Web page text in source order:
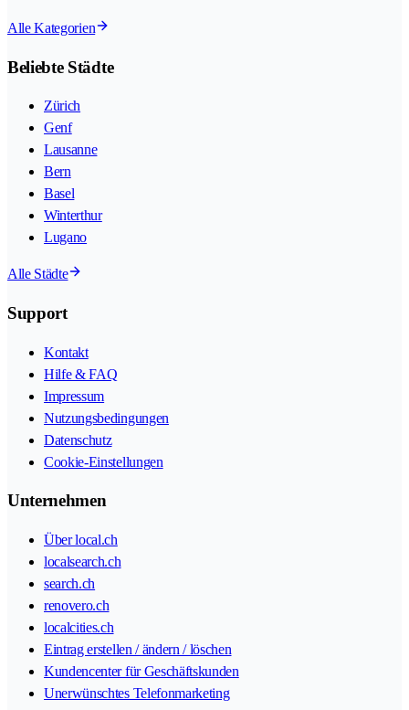
Alle Kategorien
Beliebte Städte
Zürich
Genf
Lausanne
Bern
Basel
Winterthur
Lugano
Alle Städte
Support
Kontakt
Hilfe & FAQ
Impressum
Nutzungsbedingungen
Datenschutz
Cookie-Einstellungen
Unternehmen
Über local.ch
localsearch.ch
search.ch
renovero.ch
localcities.ch
Eintrag erstellen / ändern / löschen
Kundencenter für Geschäftskunden
Unerwünschtes Telefonmarketing